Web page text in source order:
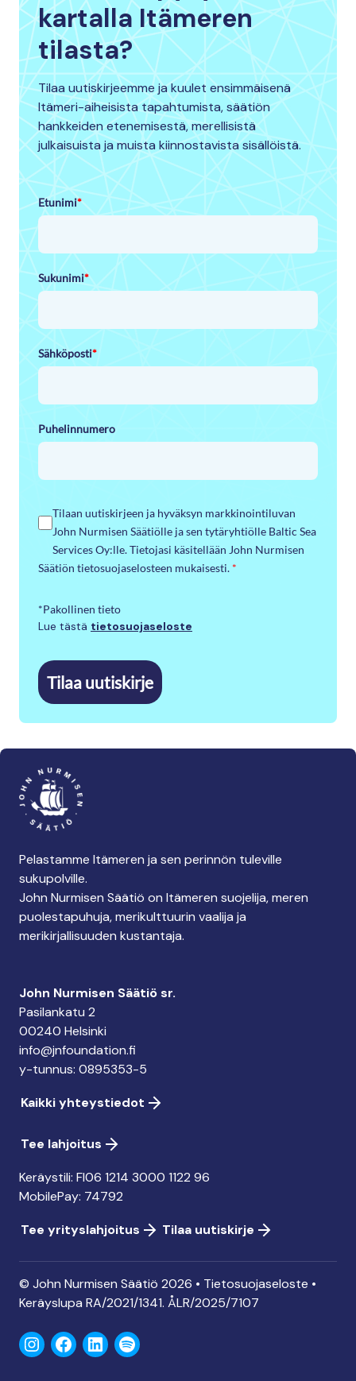
kartalla Itämeren
tilasta?
Tilaa uutiskirjeemme ja kuulet ensimmäisenä
Itämeri-aiheisista tapahtumista, säätiön
hankkeiden etenemisestä, merellisistä
julkaisuista ja muista kiinnostavista sisällöistä.
Etunimi*
Sukunimi*
Sähköposti*
Puhelinnumero
Tilaan uutiskirjeen ja hyväksyn markkinointiluvan
John Nurmisen Säätiölle ja sen tytäryhtiölle Baltic Sea
Services Oy:lle. Tietojasi käsitellään John Nurmisen
Säätiön tietosuojaselosteen mukaisesti. *
*Pakollinen tieto
Lue tästä tietosuojaseloste
Tilaa uutiskirje
Pelastamme Itämeren ja sen perinnön tuleville
sukupolville.
John Nurmisen Säätiö on Itämeren suojelija, meren
puolestapuhuja, merikulttuurin vaalija ja
merikirjallisuuden kustantaja.
John Nurmisen Säätiö sr.
Pasilankatu 2
00240 Helsinki
info@jnfoundation.fi
y-tunnus: 0895353-5
Kaikki yhteystiedot
Tee lahjoitus
Keräystili: FI06 1214 3000 1122 96
MobilePay: 74792
Tee yrityslahjoitus
Tilaa uutiskirje
© John Nurmisen Säätiö 2026 • Tietosuojaseloste •
Keräyslupa RA/2021/1341. ÅLR/2025/7107
InstagramFacebook
LinkedInSpotify